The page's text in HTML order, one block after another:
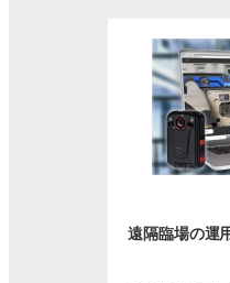
遠隔臨場の運